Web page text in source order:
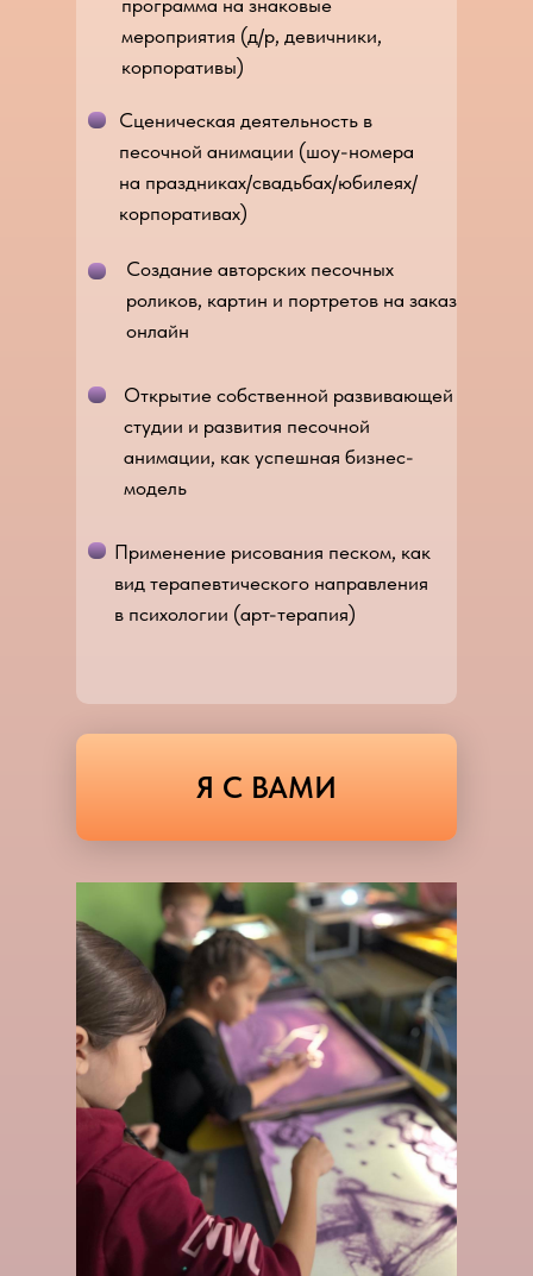
Сценическая деятельность в
песочной анимации (шоу-номера
на праздниках/свадьбах/юбилеях/
корпоративах)
Создание авторских песочных
роликов, картин и портретов на заказ
онлайн
Открытие собственной развивающей
студии и развития песочной
анимации, как успешная бизнес-
модель
программа на знаковые
мероприятия (д/р, девичники,
корпоративы)
Я С ВАМИ
Применение рисования песком, как
вид терапевтического направления
в психологии (арт-терапия)